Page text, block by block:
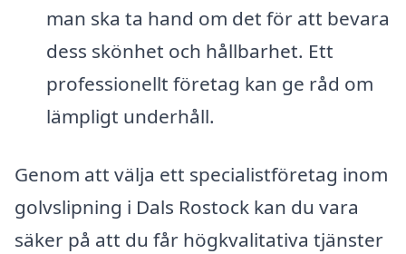
man ska ta hand om det för att bevara
dess skönhet och hållbarhet. Ett
professionellt företag kan ge råd om
lämpligt underhåll.
Genom att välja ett specialistföretag inom
golvslipning i Dals Rostock kan du vara
säker på att du får högkvalitativa tjänster